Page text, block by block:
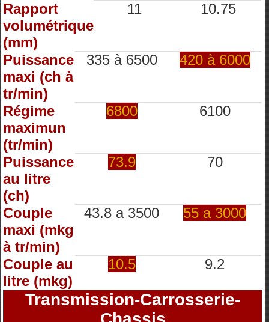
Rapport
volumétrique
(mm)
11 10.75
Puissance
maxi (ch à
tr/min)
335 à 6500 420 à 6000
Régime
maximun
(tr/min)
6800 6100
Puissance
au litre
(ch)
73.9 70
Couple
maxi (mkg
à tr/min)
43.8 a 3500 55 a 3000
Couple au
litre (mkg)
10.5 9.2
Transmission-Carrosserie-